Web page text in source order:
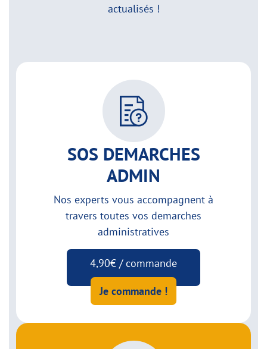
actualisés !
SOS DEMARCHES
ADMIN
Nos experts vous accompagnent à
travers toutes vos demarches
administratives
4,90€ / commande
Je commande !